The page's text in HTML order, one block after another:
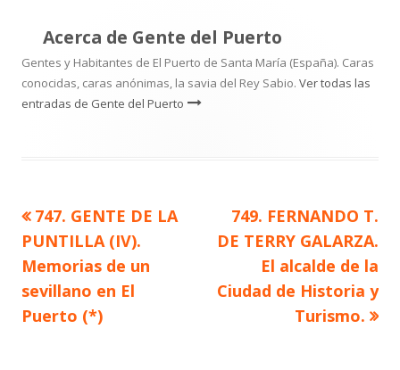
Acerca de Gente del Puerto
Gentes y Habitantes de El Puerto de Santa María (España). Caras
conocidas, caras anónimas, la savia del Rey Sabio. Ver todas las
entradas de Gente del Puerto
Navegación
de
entradas
Artículo
anterior
747. GENTE DE LA
PUNTILLA (IV).
Memorias de un
sevillano en El
Puerto (*)
Artículo
siguiente
749. FERNANDO T.
DE TERRY GALARZA.
El alcalde de la
Ciudad de Historia y
Turismo.